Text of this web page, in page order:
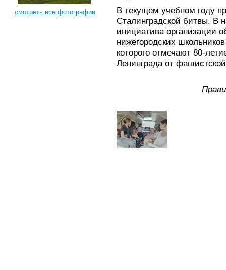
смотреть все фотографии
В текущем учебном году
Сталинградской битвы. В
инициатива организации
нижегородских
которого отмечают 80-
Ленинграда от